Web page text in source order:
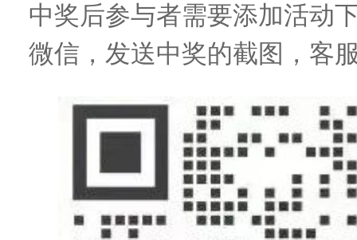
中奖后参与者需要添加活动
微信，发送中奖的截图，客